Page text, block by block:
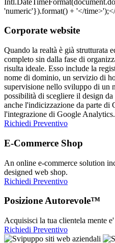
Corporate website
Quando la realtà è già strutturata
completo sin dalla fase di
risulta ideale. Esso include la
nome di dominio, un servizio di
supervisione nello sviluppo di un
possibilità di scegliere il design
anche l'indicizzazione da parte di
l'integrazione di Google Analytics.
Richiedi Preventivo
E-Commerce Shop
An online e-commerce solution
designed web shop.
Richiedi Preventivo
Posizione Autorevole™
Acquisisci la tua clientela mente
Richiedi Preventivo